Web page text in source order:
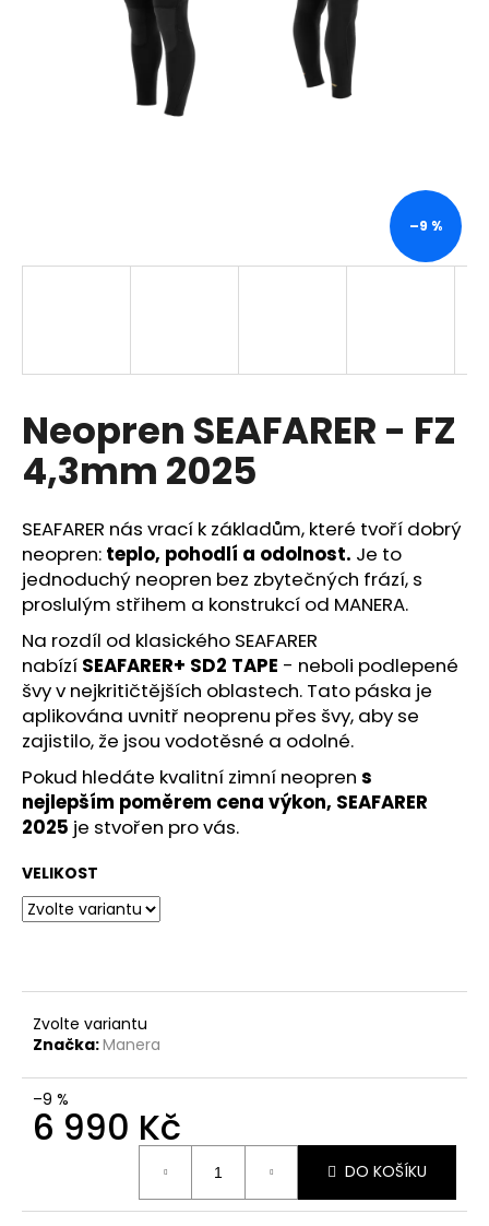
Neopren SEAFARER - FZ
4,3mm 2025
SEAFARER nás vrací k základům, které tvoří dobrý
neopren: teplo, pohodlí a odolnost. Je to
jednoduchý neopren bez zbytečných frází, s
proslulým střihem a konstrukcí od MANERA.
Na rozdíl od klasického SEAFARER
nabízí SEAFARER+ SD2 TAPE - neboli podlepené
švy v nejkritičtějších oblastech. Tato páska je
aplikována uvnitř neoprenu přes švy, aby se
zajistilo, že jsou vodotěsné a odolné.
Pokud hledáte kvalitní zimní neopren s
nejlepším poměrem cena výkon, SEAFARER
2025 je stvořen pro vás.
VELIKOST
Zvolte variantu
Značka:Manera
–9 %
6 990 Kč
DO KOŠÍKU
–9 %
o
o
r
u
u
j
e
m
e